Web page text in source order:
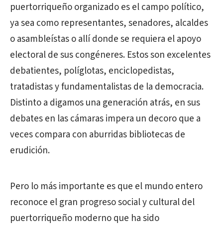
puertorriqueño organizado es el campo político,
ya sea como representantes, senadores, alcaldes
o asambleístas o allí donde se requiera el apoyo
electoral de sus congéneres. Estos son excelentes
debatientes, políglotas, enciclopedistas,
tratadistas y fundamentalistas de la democracia.
Distinto a digamos una generación atrás, en sus
debates en las cámaras impera un decoro que a
veces compara con aburridas bibliotecas de
erudición.
Pero lo más importante es que el mundo entero
reconoce el gran progreso social y cultural del
puertorriqueño moderno que ha sido